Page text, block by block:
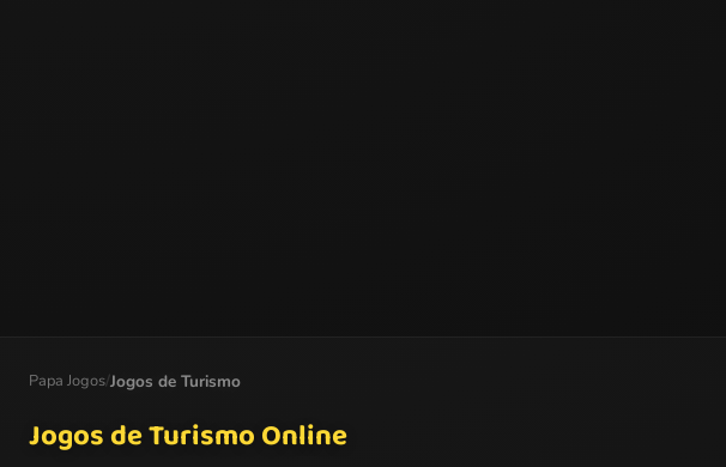
Papa Jogos/Jogos de Turismo
Jogos de Turismo Online